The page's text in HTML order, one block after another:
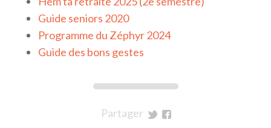
Guide seniors 2020
Programme du Zéphyr 2024
Guide des bons gestes
Partager